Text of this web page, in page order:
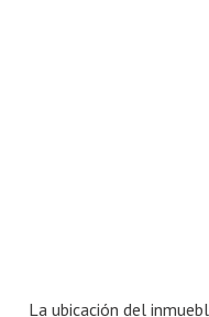
La ubicación del